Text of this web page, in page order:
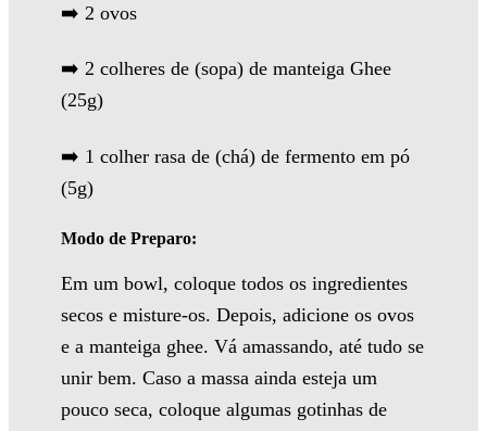
➡️ 2 ovos
➡️ 2 colheres de (sopa) de manteiga Ghee
(25g)
➡️ 1 colher rasa de (chá) de fermento em pó
(5g)
Modo de Preparo:
Em um bowl, coloque todos os ingredientes
secos e misture-os. Depois, adicione os ovos
e a manteiga ghee. Vá amassando, até tudo se
unir bem. Caso a massa ainda esteja um
pouco seca, coloque algumas gotinhas de